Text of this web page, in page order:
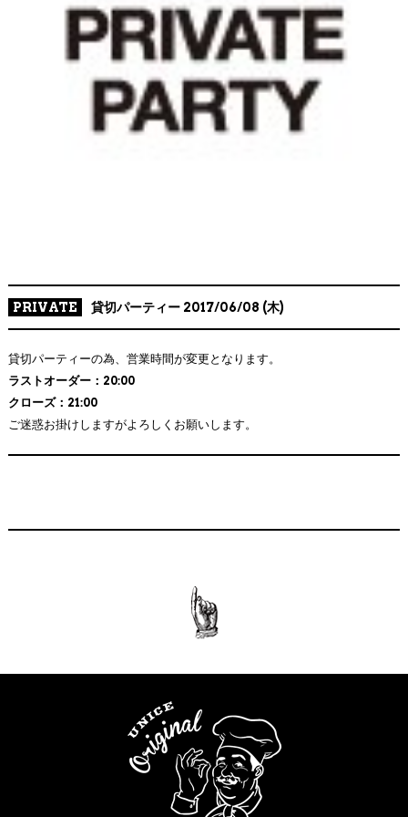
PRIVATE 貸切パーティー 2017/06/08 (木)
貸切パーティーの為、営業時間が変更となります。
ラストオーダー：20:00
クローズ：21:00
ご迷惑お掛けしますがよろしくお願いします。
COMPANY PROFILE